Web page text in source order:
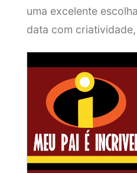
uma excelente
data com